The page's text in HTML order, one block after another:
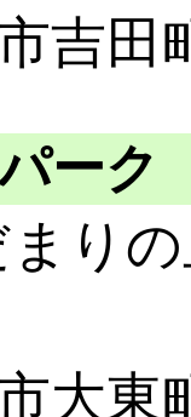
吉田
ーク
まり
大東